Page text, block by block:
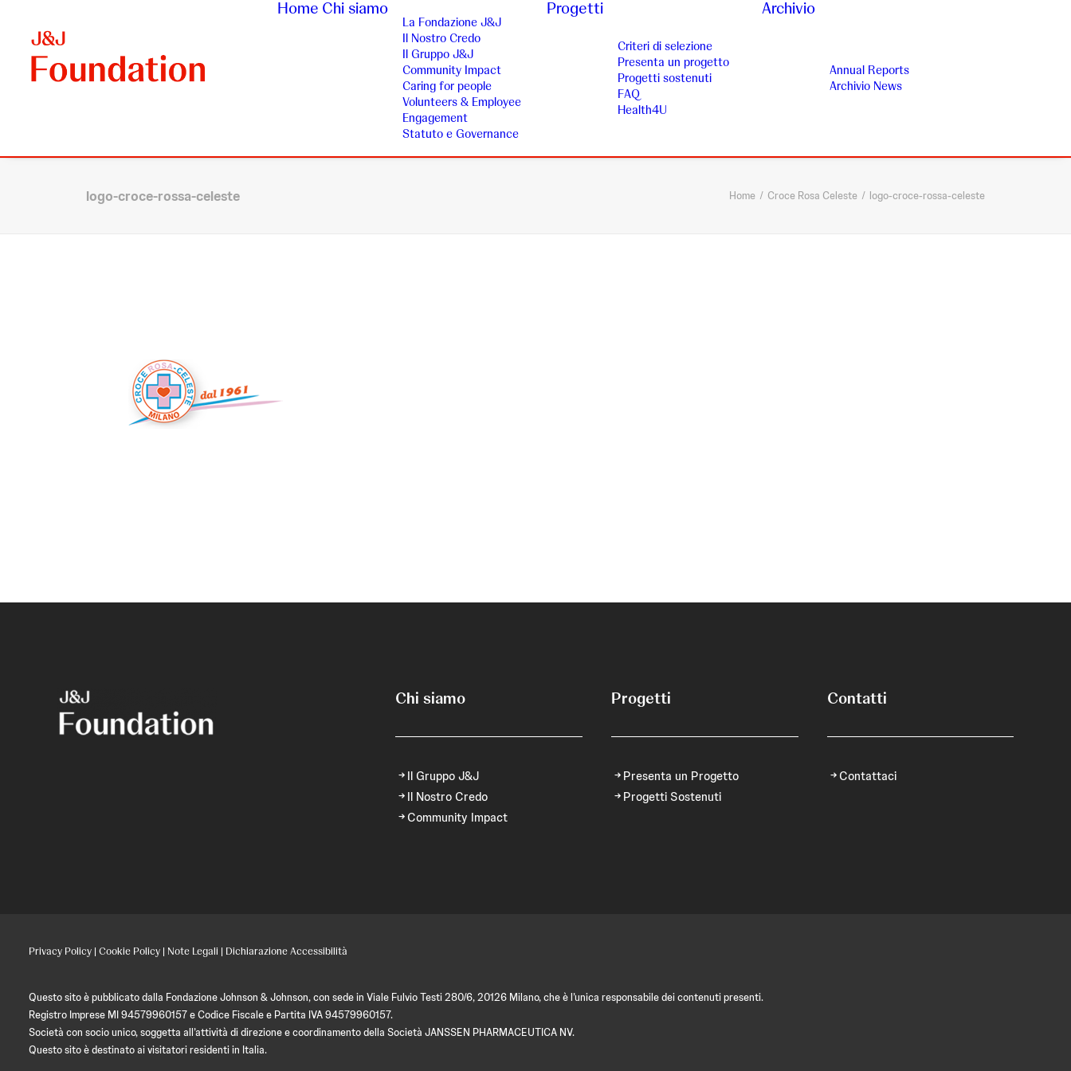
Home Chi siamo
La Fondazione J&J
Il Nostro Credo
Il Gruppo J&J
Community Impact
Caring for people
Volunteers & Employee
Engagement
Statuto e Governance
Progetti
Criteri di selezione
Presenta un progetto
Progetti sostenuti
FAQ
Health4U
Archivio
Annual Reports
Archivio News
logo-croce-rossa-celeste Home Croce Rosa Celeste logo-croce-rossa-celeste
Chi siamo
Il Gruppo J&J
Il Nostro Credo
Community Impact
Progetti
Presenta un Progetto
Progetti Sostenuti
Contatti
Contattaci
Privacy Policy | Cookie Policy | Note Legali | Dichiarazione Accessibilità
Questo sito è pubblicato dalla Fondazione Johnson & Johnson, con sede in Viale Fulvio Testi 280/6, 20126 Milano, che è l’unica responsabile dei contenuti presenti.
Registro Imprese MI 94579960157 e Codice Fiscale e Partita IVA 94579960157.
Società con socio unico, soggetta all’attività di direzione e coordinamento della Società JANSSEN PHARMACEUTICA NV.
Questo sito è destinato ai visitatori residenti in Italia.